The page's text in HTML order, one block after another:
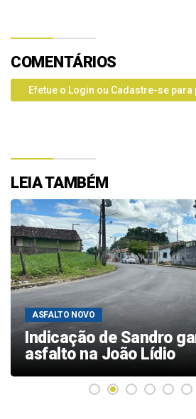
COMENTÁRIOS
Efetue o Login ou Cadastre-se para
LEIA TAMBÉM
ASFALTO NOVO
Indicação de Sandro
asfalto na João Lídio